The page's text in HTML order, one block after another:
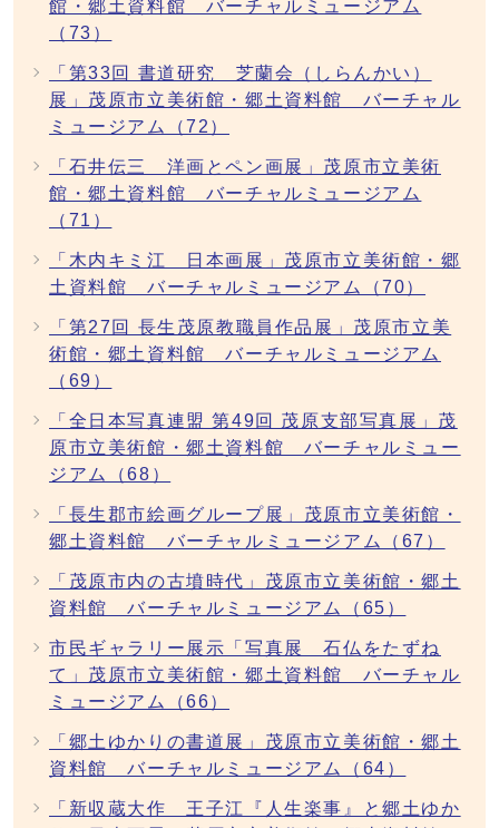
館・郷土資料館 バーチャルミュージアム
（73）
「第33回 書道研究 芝蘭会（しらんかい）
展」茂原市立美術館・郷土資料館 バーチャル
ミュージアム（72）
「石井伝三 洋画とペン画展」茂原市立美術
館・郷土資料館 バーチャルミュージアム
（71）
「木内キミ江 日本画展」茂原市立美術館・郷
土資料館 バーチャルミュージアム（70）
「第27回 長生茂原教職員作品展」茂原市立美
術館・郷土資料館 バーチャルミュージアム
（69）
「全日本写真連盟 第49回 茂原支部写真展」茂
原市立美術館・郷土資料館 バーチャルミュー
ジアム（68）
「長生郡市絵画グループ展」茂原市立美術館・
郷土資料館 バーチャルミュージアム（67）
「茂原市内の古墳時代」茂原市立美術館・郷土
資料館 バーチャルミュージアム（65）
市民ギャラリー展示「写真展 石仏をたずね
て」茂原市立美術館・郷土資料館 バーチャル
ミュージアム（66）
「郷土ゆかりの書道展」茂原市立美術館・郷土
資料館 バーチャルミュージアム（64）
「新収蔵大作 王子江『人生楽事』と郷土ゆか